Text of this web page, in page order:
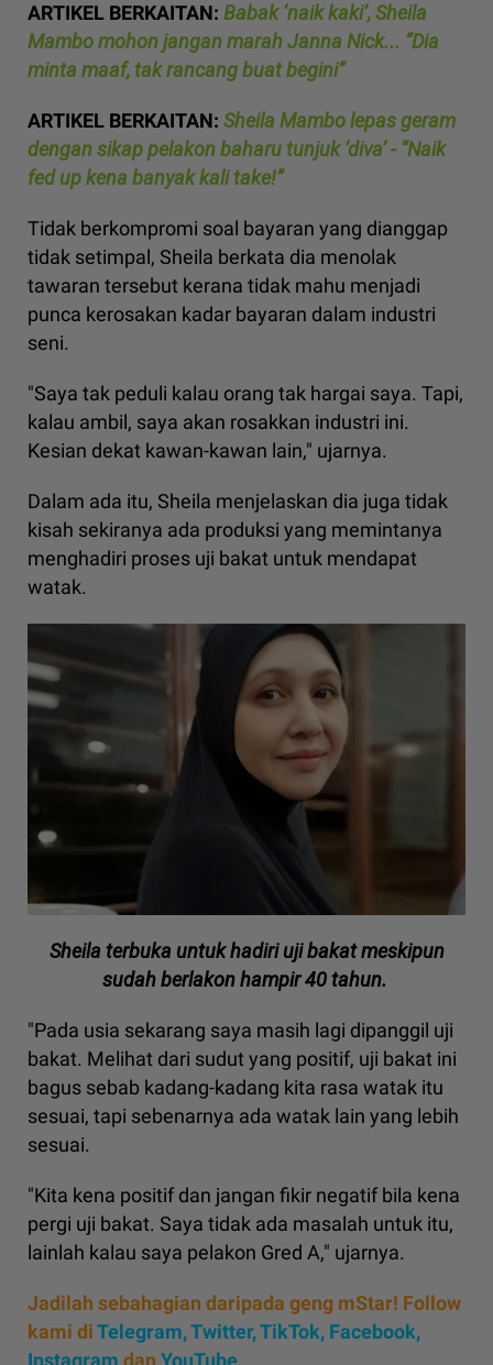
ARTIKEL BERKAITAN: Babak ‘naik kaki’, Sheila
Mambo mohon jangan marah Janna Nick... “Dia
minta maaf, tak rancang buat begini”
ARTIKEL BERKAITAN: Sheila Mambo lepas geram
dengan sikap pelakon baharu tunjuk ‘diva’ - “Naik
fed up kena banyak kali take!”
Tidak berkompromi soal bayaran yang dianggap
tidak setimpal, Sheila berkata dia menolak
tawaran tersebut kerana tidak mahu menjadi
punca kerosakan kadar bayaran dalam industri
seni.
"Saya tak peduli kalau orang tak hargai saya. Tapi,
kalau ambil, saya akan rosakkan industri ini.
Kesian dekat kawan-kawan lain," ujarnya.
Dalam ada itu, Sheila menjelaskan dia juga tidak
kisah sekiranya ada produksi yang memintanya
menghadiri proses uji bakat untuk mendapat
watak.
Sheila terbuka untuk hadiri uji bakat meskipun
sudah berlakon hampir 40 tahun.
"Pada usia sekarang saya masih lagi dipanggil uji
bakat. Melihat dari sudut yang positif, uji bakat ini
bagus sebab kadang-kadang kita rasa watak itu
sesuai, tapi sebenarnya ada watak lain yang lebih
sesuai.
"Kita kena positif dan jangan fikir negatif bila kena
pergi uji bakat. Saya tidak ada masalah untuk itu,
lainlah kalau saya pelakon Gred A," ujarnya.
Jadilah sebahagian daripada geng mStar! Follow
kami diTelegram,Twitter,TikTok, Facebook,